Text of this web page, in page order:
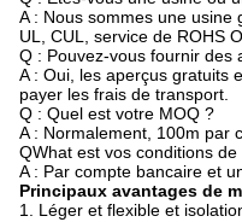
A : Nous sommes une usine
UL, CUL, service de ROHS
Q : Pouvez-vous fournir des
A : Oui, les aperçus gratuits
payer les frais de transport.
Q : Quel est votre MOQ ?
A : Normalement, 100m par
QWhat est vos conditions
A : Par compte bancaire et
Principaux avantages de
1. Léger et flexible et